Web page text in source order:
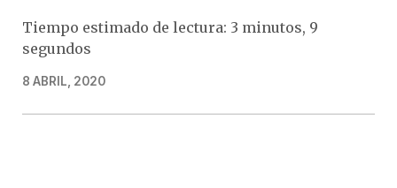
Tiempo estimado de lectura: 3 minutos, 9
segundos
8 ABRIL, 2020